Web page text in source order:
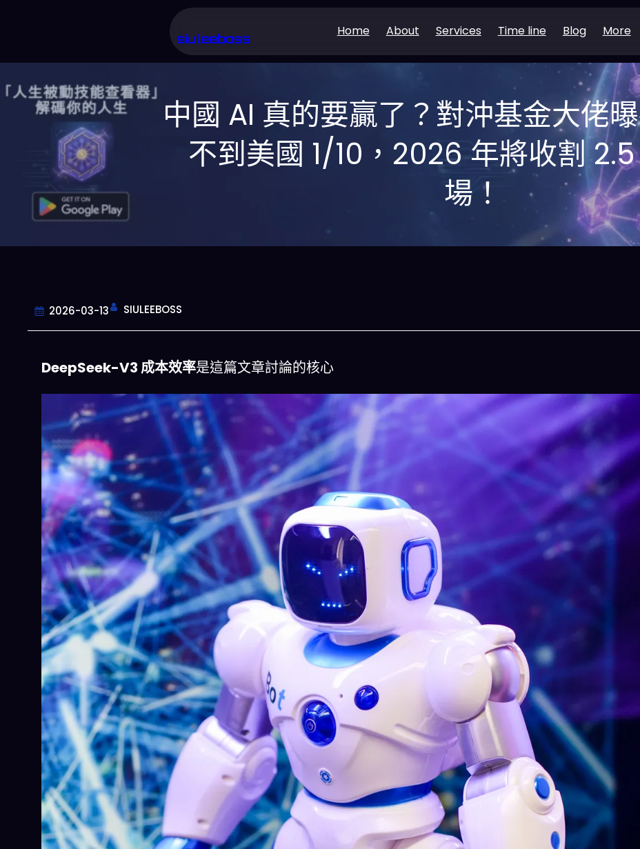
主
要
siuleeboss Home About Services Time line Blog More
中國 AI 真的要贏了？對沖基金大佬
不到美國 1/10，2026 年將收割
場！
2026-03-13 SIULEEBOSS
DeepSeek-V3 成本效率是這篇文章討論的核心
今晚吃什麽
一鍵配搭出三餸一湯的完美晚餐組合,以後免除晚餐吃什麽的煩
立即下載
人生被動技
結合全球4大玄學系統(生辰八
吠陀)將你的天賦以被動技